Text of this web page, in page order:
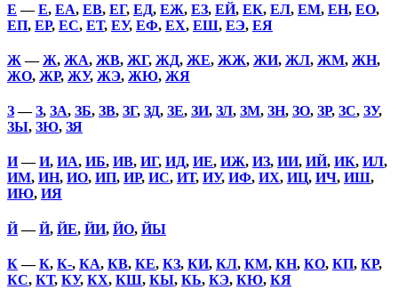
Е —Е, ЕА, ЕВ, ЕГ, ЕД, ЕЖ, ЕЗ, ЕЙ, ЕК, ЕЛ, ЕМ, ЕН, ЕО,
ЕП, ЕР, ЕС, ЕТ, ЕУ, ЕФ, ЕХ, ЕШ, ЕЭ, ЕЯ
Ж —Ж, ЖА, ЖВ, ЖГ, ЖД, ЖЕ, ЖЖ, ЖИ, ЖЛ, ЖМ, ЖН,
ЖО, ЖР, ЖУ, ЖЭ, ЖЮ, ЖЯ
З—З, ЗА, ЗБ, ЗВ, ЗГ, ЗД, ЗЕ, ЗИ, ЗЛ, ЗМ, ЗН, ЗО, ЗР, ЗС, ЗУ,
ЗЫ, ЗЮ, ЗЯ
И—И, ИА, ИБ, ИВ, ИГ, ИД, ИЕ, ИЖ, ИЗ, ИИ, ИЙ, ИК, ИЛ,
ИМ, ИН, ИО, ИП, ИР, ИС, ИТ, ИУ, ИФ, ИХ, ИЦ, ИЧ, ИШ,
ИЮ, ИЯ
Й—Й, ЙЕ, ЙИ, ЙО, ЙЫ
К—К, К-, КА, КВ, КЕ, КЗ, КИ, КЛ, КМ, КН, КО, КП, КР,
КС, КТ, КУ, КХ, КШ, КЫ, КЬ, КЭ, КЮ, КЯ